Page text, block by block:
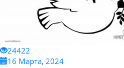
24422
16 Марта, 2024